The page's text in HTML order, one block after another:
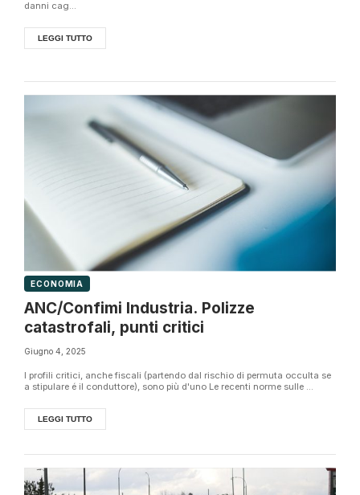
danni cag...
LEGGI TUTTO
ECONOMIA
ANC/Confimi Industria. Polizze
catastrofali, punti critici
Giugno 4, 2025
I profili critici, anche fiscali (partendo dal rischio di permuta occulta se
a stipulare é il conduttore), sono più d'uno Le recenti norme sulle ...
LEGGI TUTTO